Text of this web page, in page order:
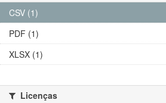
CSV (1)
PDF (1)
XLSX (1)
Licenças